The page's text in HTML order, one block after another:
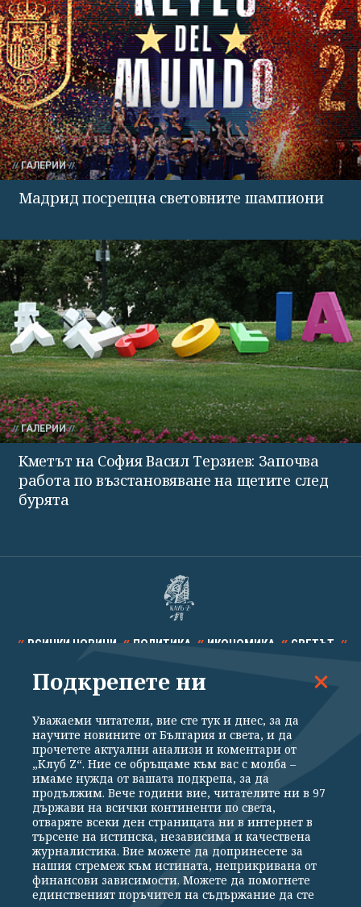
ГАЛЕРИИ
Мадрид посрещна световните шампиони
ГАЛЕРИИ
Кметът на София Васил Терзиев: Започва
работа по възстановяване на щетите след
бурята
ВСИЧКИ НОВИНИ ПОЛИТИКА ИКОНОМИКА СВЕТЪТ
СПОРТ КУЛТУРА ТЕХНОЛОГИИ КАЛЕЙДОСКОП
Общи условия
Политика за поверителност
Реклама
Партньори Контакти
За Клуб Z
Екип
Подкрепете ни
Издател на www.clubz.bg е „Клуб Зебра Медия“ ЕООД, София, ул. "Алеко
Подкрепете ни
Уважаеми читатели, вие сте тук и днес, за да
научите новините от България и света, и да
прочетете актуални анализи и коментари от
„Клуб Z“. Ние се обръщаме към вас с молба –
имаме нужда от вашата подкрепа, за да
продължим. Вече години вие, читателите ни в 97
държави на всички континенти по света,
отваряте всеки ден страницата ни в интернет в
търсене на истинска, независима и качествена
журналистика. Вие можете да допринесете за
нашия стремеж към истината, неприкривана от
финансови зависимости. Можете да помогнете
единственият поръчител на съдържание да сте